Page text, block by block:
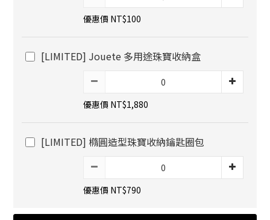
優惠價 NT$100
[LIMITED] Jouete 多用途珠寶收納盒
優惠價 NT$1,880
[LIMITED] 橢圓造型珠寶收納鑰匙圈包
優惠價 NT$790